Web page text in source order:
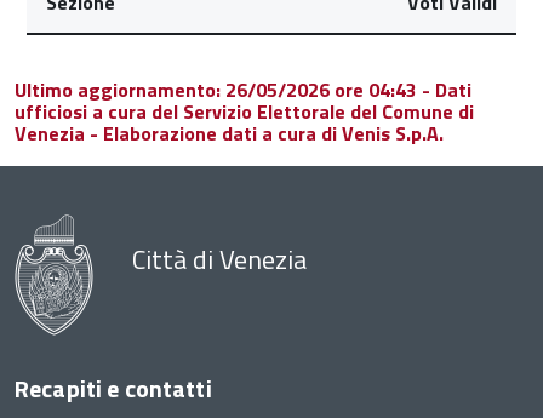
Ultimo aggiornamento: 26/05/2026 ore 04:43 - Dati
ufficiosi a cura del Servizio Elettorale del Comune di
Venezia - Elaborazione dati a cura di Venis S.p.A.
Città di Venezia
Recapiti e contatti